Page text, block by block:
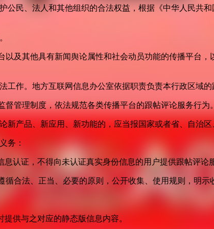
公民、法人和其他组织的合法权益，根据《中华人民共
及其他具有新闻舆论属性和社会动员功能的传播平台
工作。地方互联网信息办公室依据职责负责本行政区域
管理制度，依法规范各类传播平台的跟帖评论服务行为
新产品、新应用、新功能的，应当报国家或者省、自治
务：
息认证，不得向未认证真实身份信息的用户提供跟帖评论
循合法、正当、必要的原则，公开收集、使用规则，明
供与之对应的静态版信息内容。